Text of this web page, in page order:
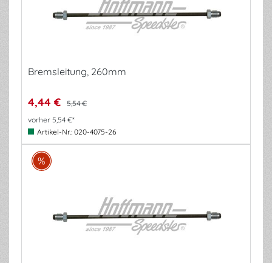
Bremsleitung, 260mm
4,44 €
5,54 €
vorher 5,54 €*
Artikel-Nr.: 020-4075-26